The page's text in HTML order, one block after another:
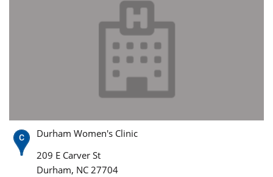
Durham Women's Clinic
209 E Carver St
Durham, NC 27704